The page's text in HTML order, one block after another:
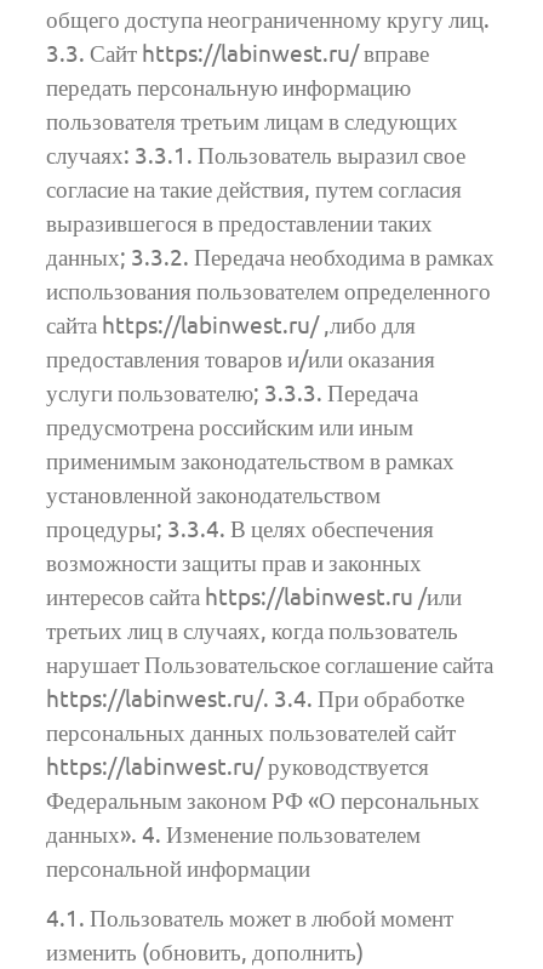
общего доступа неограниченному кругу лиц.
3.3. Сайт https://labinwest.ru/ вправе
передать персональную информацию
пользователя третьим лицам в следующих
случаях: 3.3.1. Пользователь выразил свое
согласие на такие действия, путем согласия
выразившегося в предоставлении таких
данных; 3.3.2. Передача необходима в рамках
использования пользователем определенного
сайта https://labinwest.ru/ ,либо для
предоставления товаров и/или оказания
услуги пользователю; 3.3.3. Передача
предусмотрена российским или иным
применимым законодательством в рамках
установленной законодательством
процедуры; 3.3.4. В целях обеспечения
возможности защиты прав и законных
интересов сайта https://labinwest.ru /или
третьих лиц в случаях, когда пользователь
нарушает Пользовательское соглашение сайта
https://labinwest.ru/. 3.4. При обработке
персональных данных пользователей сайт
https://labinwest.ru/ руководствуется
Федеральным законом РФ «О персональных
данных». 4. Изменение пользователем
персональной информации
4.1. Пользователь может в любой момент
изменить (обновить, дополнить)